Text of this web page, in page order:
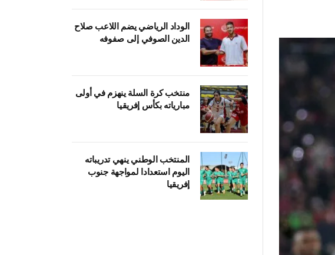
الوداد الرياضي يضم اللاعب صلاح
الدين الصوفي إلى صفوفه
منتخب كرة السلة ينهزم في أولى
مبارياته بكأس إفريقيا
المنتخب الوطني ينهي تدريباته
اليوم استعدادا لمواجهة جنوب
إفريقيا